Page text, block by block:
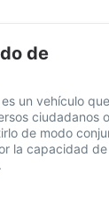
de
un vehículo que
ciudadanos o
de modo
la capacidad de